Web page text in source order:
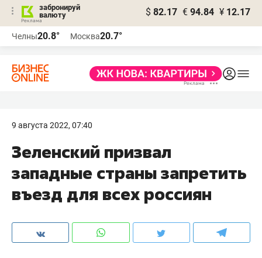
забронируй
валюту
$ 82.17 € 94.84 ¥ 12.17
Челны20.8° Москва20.7°
9 августа 2022, 07:40
Зеленский призвал
западные страны запретить
въезд для всех россиян